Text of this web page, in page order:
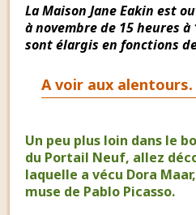
La Maison Jane Eakin est
à novembre de 15 heures à
sont élargis en fonctions
A voir aux alentours.
Un peu plus loin dans le
du Portail Neuf, allez
laquelle a vécu Dora
muse de Pablo Picasso.